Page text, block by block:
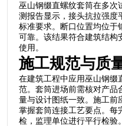
巫山钢缀直螺纹套筒在多次
测报告显示，接头抗拉强度
标准要求。断口位置均位于
可靠。该结果符合建筑结构
使用。
施工规范与质
在建筑工程中应用巫山钢缀
范。套筒进场前需核对产品
量与设计图纸一致。施工前
掌握套筒连接工艺要点。每
检，监理单位进行平行检验。